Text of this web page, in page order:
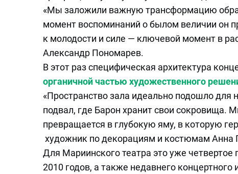
«Мы заложили важную трансформацию
момент воспоминаний о былом величии он
к молодости и силе — ключевой момент в
Александр Пономарев.
В этот раз специфическая архитектура
органичной частью художественного
«Пространство зала идеально подошло
подвал, где Барон хранит свои сокровища.
превращается в глубокую яму, в которую
художник по декорациям и костюмам Анна
Для Мариинского театра это уже четвертое
2010 годов, а также недавнего